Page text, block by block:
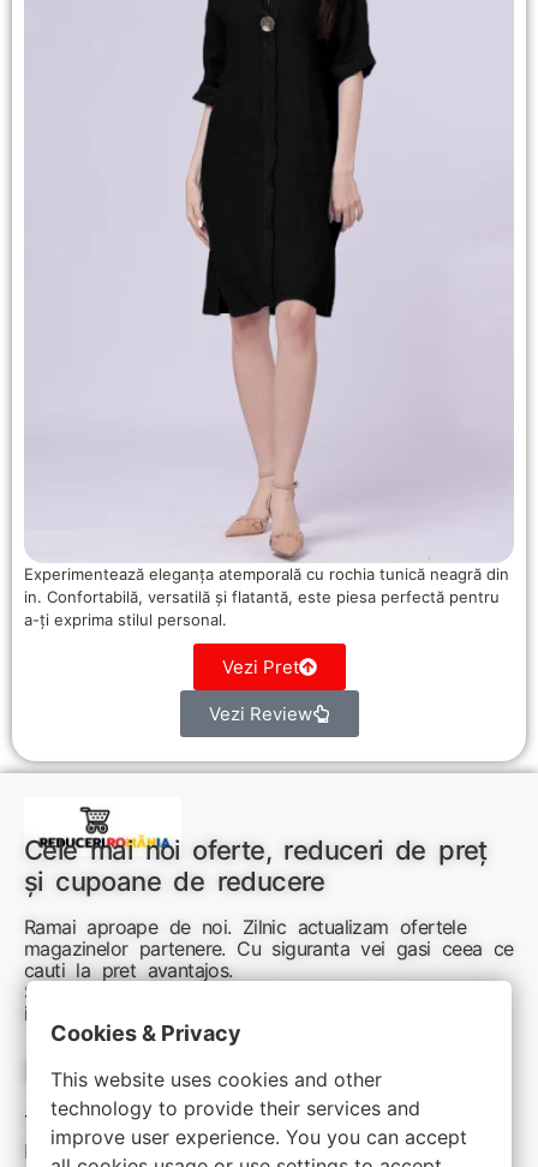
Experimentează eleganța atemporală cu rochia tunică neagră din
in. Confortabilă, versatilă și flatantă, este piesa perfectă pentru
a-ți exprima stilul personal.
Vezi Pret
Vezi Review
Cele mai noi oferte, reduceri de preț
și cupoane de reducere
Ramai aproape de noi. Zilnic actualizam ofertele
magazinelor partenere. Cu siguranta vei gasi ceea ce
cauti la pret avantajos.
Sunteti aici pentru reduceri inteligente si cumpărături
inspirate
Link-uri utile:
Termeni si conditii
Politica de confidentialitate
Cookies & Privacy
This website uses cookies and other
technology to provide their services and
improve user experience. You you can accept